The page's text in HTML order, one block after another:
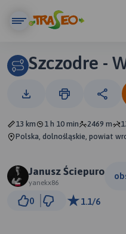
Szczodre -
13 km 1 h 10 min 2469 m
Polska, dolnośląskie, powiat
Janusz Ściepuro
yanekx86
0 1.1/6